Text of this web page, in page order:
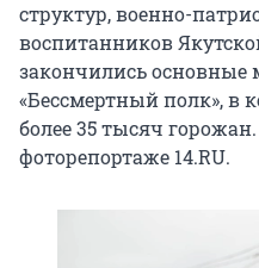
структур, военно-
воспитанников
закончились основные
«Бессмертный полк», в
более 35 тысяч
фоторепортаже 14.RU.